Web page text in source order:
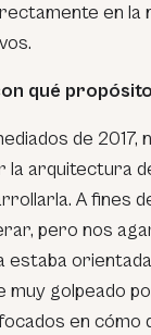
en la
qué
de 2017,
la arquitectura
A fines
pero nos
muy golpeado
en cómo